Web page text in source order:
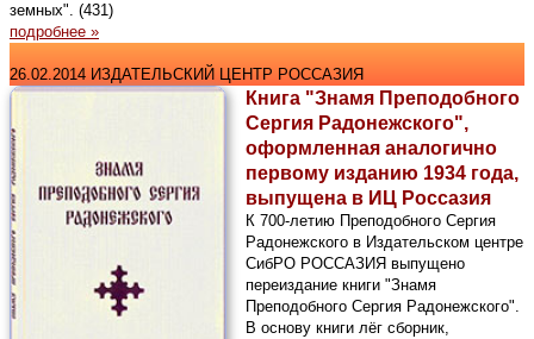
земных". (431)
подробнее »
26.02.2014 ИЗДАТЕЛЬСКИЙ ЦЕНТР РОССАЗИЯ
Книга "Знамя Преподобного
Сергия Радонежского",
оформленная аналогично
первому изданию 1934 года,
выпущена в ИЦ Россазия
К 700-летию Преподобного Сергия
Радонежского в Издательском центре
СибРО РОССАЗИЯ выпущено
переиздание книги "Знамя
Преподобного Сергия Радонежского".
В основу книги лёг сборник,